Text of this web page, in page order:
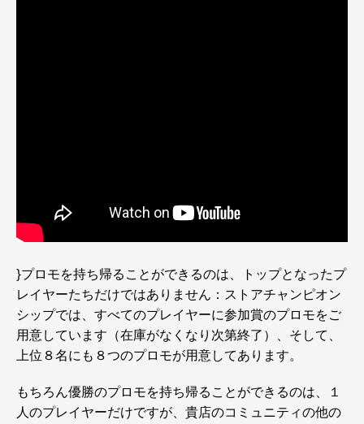
}プロモを持ち帰ることができるのは、トップとなったプ
レイヤーたちだけではありません：ストアチャンピオン
シップでは、すべてのプレイヤーに参加賞のプロモをご
用意しています（在庫がなくなり次第終了）、そして、
上位８名にも８つのプロモが用意してあります。
もちろん優勝のプロモを持ち帰ることができるのは、１
人のプレイヤーだけですが、貴店のコミュニティの他の